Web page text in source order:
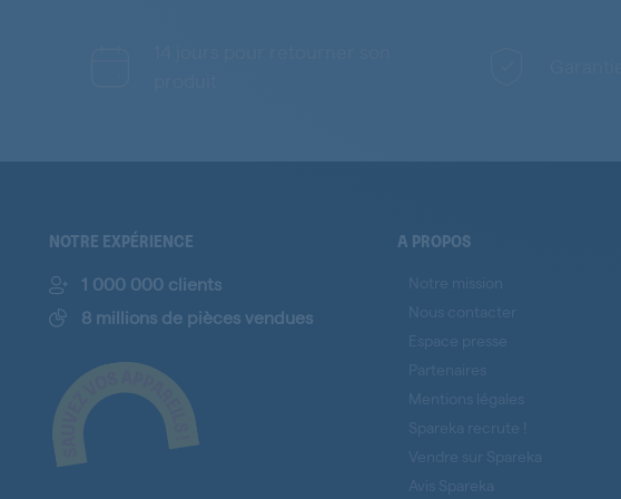
NOTRE EXPÉRIENCE
1 000 000 clients
8 millions de pièces vendues
A PROPOS